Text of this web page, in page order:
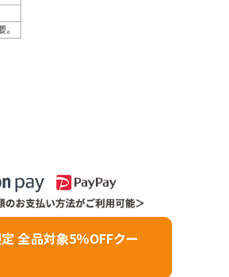
全品対象5％OFFクー